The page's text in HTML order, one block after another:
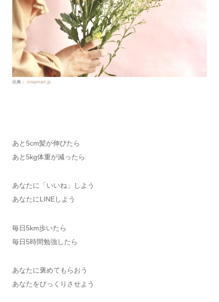
出典： snapmart.jp
あと5cm髪が伸びたら
あと5kg体重が減ったら
あなたに「いいね」しよう
あなたにLINEしよう
毎日5km歩いたら
毎日5時間勉強したら
あなたに褒めてもらおう
あなたをびっくりさせよう